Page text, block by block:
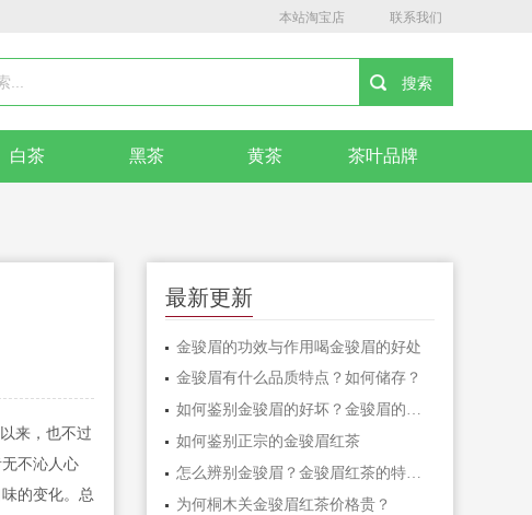
本站淘宝店 联系我们
白茶 黑茶 黄茶 茶叶品牌
来，也不过
不沁人心
的变化。总
最新更新
金骏眉的功效与作用喝金骏眉的好处
金骏眉有什么品质特点？如何储存？
如何鉴别金骏眉的好坏？金骏眉的储存方法介绍
如何鉴别正宗的金骏眉红茶
怎么辨别金骏眉？金骏眉红茶的特点功效
为何桐木关金骏眉红茶价格贵？